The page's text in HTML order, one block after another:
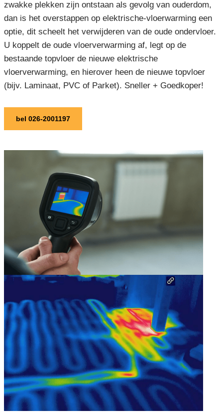
zwakke plekken zijn ontstaan als gevolg van ouderdom,
dan is het overstappen op elektrische-vloerwarming een
optie, dit scheelt het verwijderen van de oude ondervloer.
U koppelt de oude vloerverwarming af, legt op de
bestaande topvloer de nieuwe elektrische
vloerverwarming, en hierover heen de nieuwe topvloer
(bijv. Laminaat, PVC of Parket). Sneller + Goedkoper!
bel 026-2001197